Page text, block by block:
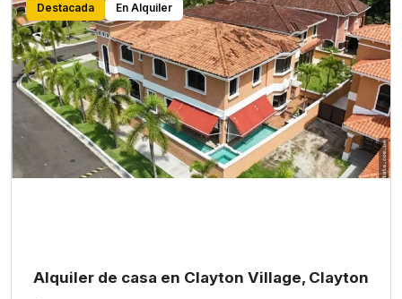
Destacada En Alquiler
Alquiler de casa en Clayton Village, Clayton